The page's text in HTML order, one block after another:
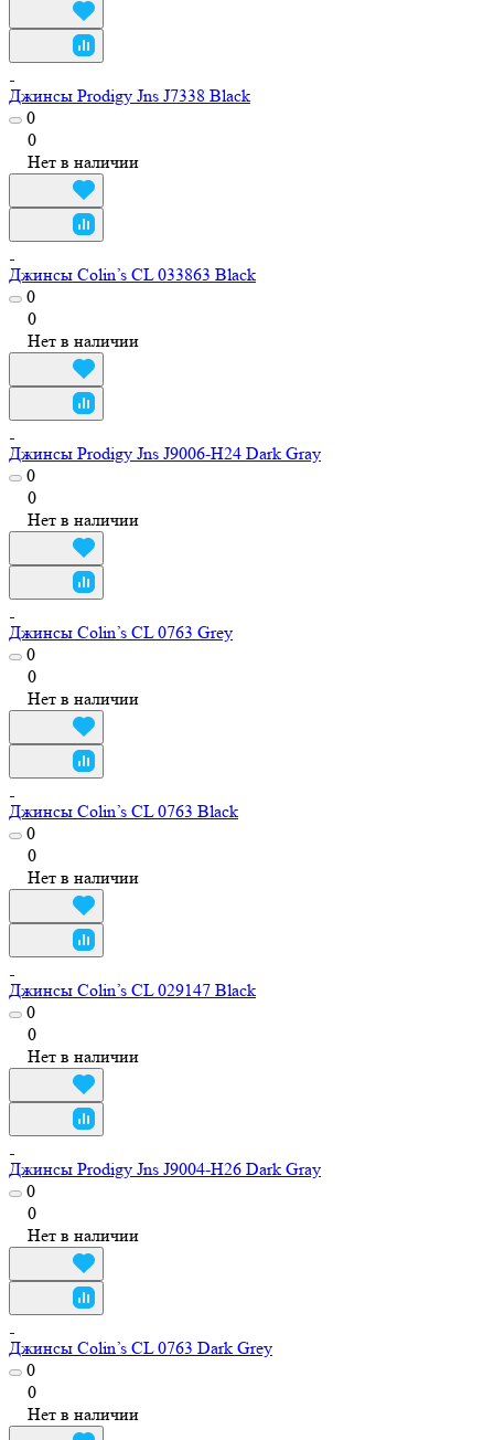
Джинсы Prodigy Jns J7338 Black
0
0
Нет в наличии
Джинсы Colin’s CL 033863 Black
0
0
Нет в наличии
Джинсы Prodigy Jns J9006-H24 Dark Gray
0
0
Нет в наличии
Джинсы Colin’s CL 0763 Grey
0
0
Нет в наличии
Джинсы Colin’s CL 0763 Black
0
0
Нет в наличии
Джинсы Colin’s CL 029147 Black
0
0
Нет в наличии
Джинсы Prodigy Jns J9004-H26 Dark Gray
0
0
Нет в наличии
Джинсы Colin’s CL 0763 Dark Grey
0
0
Нет в наличии